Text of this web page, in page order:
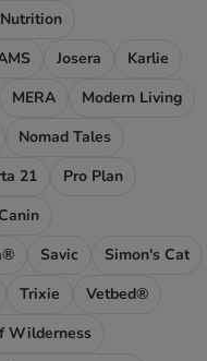
Josera
Karlie
MERA
Modern Living
Nomad Tales
21
Pro Plan
Savic
Simon's Cat
Trixie
Vetbed®
Wilderness